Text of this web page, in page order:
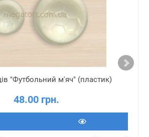
"Футбольний м'яч" (пластик)
48.00 грн.